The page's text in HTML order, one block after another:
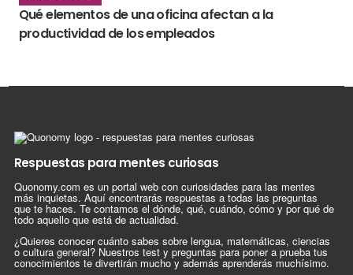
Qué elementos de una oficina afectan a la
productividad de los empleados
Respuestas para mentes curiosas
Quonomy.com es un portal web con curiosidades para las mentes
más inquietas. Aquí encontrarás respuestas a todas las preguntas
que te haces. Te contamos el dónde, qué, cuándo, cómo y por qué de
todo aquello que está de actualidad.
¿Quieres conocer cuánto sabes sobre lengua, matemáticas, ciencias
o cultura general? Nuestros test y preguntas para poner a prueba tus
conocimientos te divertirán mucho y además aprenderás muchísimo.